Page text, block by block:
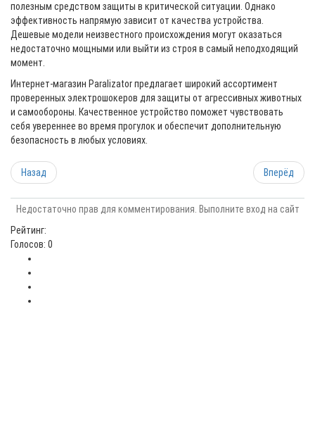
полезным средством защиты в критической ситуации. Однако
эффективность напрямую зависит от качества устройства.
Дешевые модели неизвестного происхождения могут оказаться
недостаточно мощными или выйти из строя в самый неподходящий
момент.
Интернет-магазин Paralizator предлагает широкий ассортимент
проверенных электрошокеров для защиты от агрессивных животных
и самообороны. Качественное устройство поможет чувствовать
себя увереннее во время прогулок и обеспечит дополнительную
безопасность в любых условиях.
Назад Вперёд
Недостаточно прав для комментирования. Выполните вход на сайт
Рейтинг:
Голосов: 0